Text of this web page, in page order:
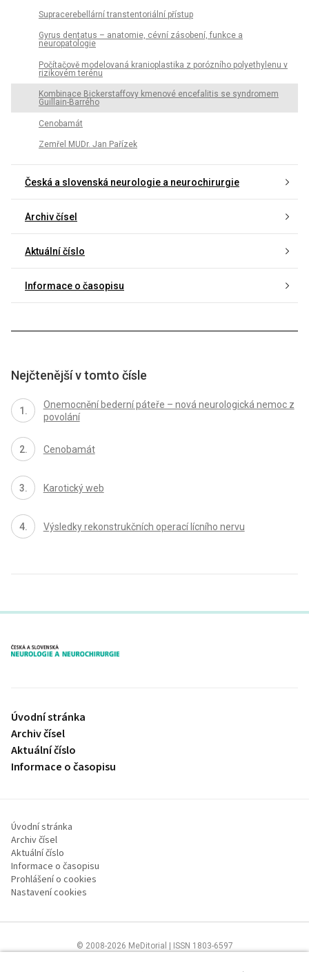
Supracerebellární transtentoriální přístup
Gyrus dentatus – anatomie, cévní zásobení, funkce a
neuropatologie
Počítačově modelovaná kranioplastika z porózního polyethylenu v
rizikovém terénu
Kombinace Bickerstaffovy kmenové encefalitis se syndromem
Guillain-Barrého
Cenobamát
Zemřel MUDr. Jan Pařízek
Česká a slovenská neurologie a neurochirurgie
Archiv čísel
Aktuální číslo
Informace o časopisu
Nejčtenější v tomto čísle
Onemocnění bederní páteře – nová neurologická nemoc z
povolání
Cenobamát
Karotický web
Výsledky rekonstrukčních operací lícního nervu
proLékaře.cz
Úvodní stránka
Archiv čísel
Aktuální číslo
Informace o časopisu
Úvodní stránka
Archiv čísel
Aktuální číslo
Informace o časopisu
Prohlášení o cookies
Nastavení cookies
© 2008-2026 MeDitorial | ISSN 1803-6597